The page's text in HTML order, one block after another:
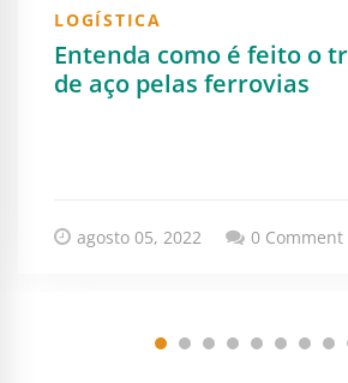
LOGÍSTICA
Entenda como é feito o
de aço pelas ferrovias
agosto 05, 2022 0 Comment